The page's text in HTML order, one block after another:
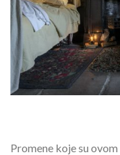
Promene koje su